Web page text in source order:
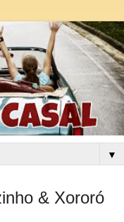
▼
& Xororó